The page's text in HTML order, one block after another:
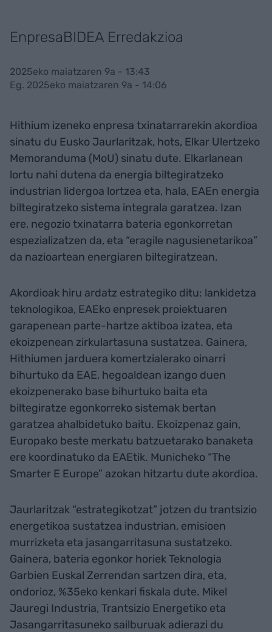
EnpresaBIDEA Erredakzioa
2025eko maiatzaren 9a - 13:43
Eg. 2025eko maiatzaren 9a - 14:06
Hithium izeneko enpresa txinatarrarekin akordioa
sinatu du Eusko Jaurlaritzak, hots, Elkar Ulertzeko
Memoranduma (MoU) sinatu dute. Elkarlanean
lortu nahi dutena da energia biltegiratzeko
industrian lidergoa lortzea eta, hala, EAEn energia
biltegiratzeko sistema integrala garatzea. Izan
ere, negozio txinatarra bateria egonkorretan
espezializatzen da, eta “eragile nagusienetarikoa”
da nazioartean energiaren biltegiratzean.
Akordioak hiru ardatz estrategiko ditu: lankidetza
teknologikoa, EAEko enpresek proiektuaren
garapenean parte-hartze aktiboa izatea, eta
ekoizpenean zirkulartasuna sustatzea. Gainera,
Hithiumen jarduera komertzialerako oinarri
bihurtuko da EAE, hegoaldean izango duen
ekoizpenerako base bihurtuko baita eta
biltegiratze egonkorreko sistemak bertan
garatzea ahalbidetuko baitu. Ekoizpenaz gain,
Europako beste merkatu batzuetarako banaketa
ere koordinatuko da EAEtik. Municheko “The
Smarter E Europe” azokan hitzartu dute akordioa.
Jaurlaritzak “estrategikotzat” jotzen du trantsizio
energetikoa sustatzea industrian, emisioen
murrizketa eta jasangarritasuna sustatzeko.
Gainera, bateria egonkor horiek Teknologia
Garbien Euskal Zerrendan sartzen dira, eta,
ondorioz, %35eko kenkari fiskala dute. Mikel
Jauregi Industria, Trantsizio Energetiko eta
Jasangarritasuneko sailburuak adierazi du